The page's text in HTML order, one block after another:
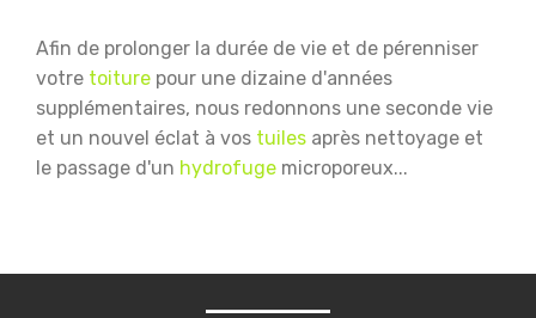
Afin de prolonger la durée de vie et de pérenniser
votre toiture pour une dizaine d'années
supplémentaires, nous redonnons une seconde vie
et un nouvel éclat à vos tuiles après nettoyage et
le passage d'un hydrofuge microporeux...